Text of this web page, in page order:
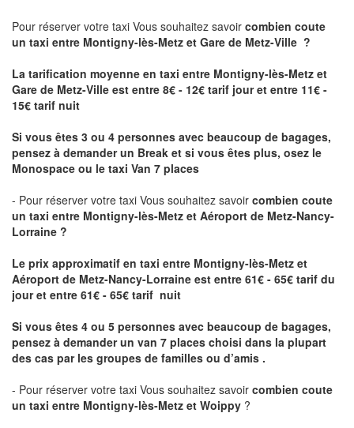
Pour réserver votre taxi Vous souhaitez savoir combien coute
un taxi entre Montigny-lès-Metz et Gare de Metz-Ville ?
La tarification moyenne en taxi entre Montigny-lès-Metz et
Gare de Metz-Ville est entre 8€ - 12€ tarif jour et entre 11€ -
15€ tarif nuit
Si vous êtes 3 ou 4 personnes avec beaucoup de bagages,
pensez à demander un Break et si vous êtes plus, osez le
Monospace ou le taxi Van 7 places
- Pour réserver votre taxi Vous souhaitez savoir combien coute
un taxi entre Montigny-lès-Metz et Aéroport de Metz-Nancy-
Lorraine ?
Le prix approximatif en taxi entre Montigny-lès-Metz et
Aéroport de Metz-Nancy-Lorraine est entre 61€ - 65€ tarif du
jour et entre 61€ - 65€ tarif nuit
Si vous êtes 4 ou 5 personnes avec beaucoup de bagages,
pensez à demander un van 7 places choisi dans la plupart
des cas par les groupes de familles ou d’amis .
- Pour réserver votre taxi Vous souhaitez savoir combien coute
un taxi entre Montigny-lès-Metz et Woippy ?